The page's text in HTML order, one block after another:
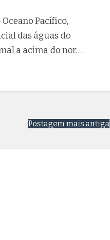
Pacífico,
das águas do
a acima do nor…
Postagem mais antiga